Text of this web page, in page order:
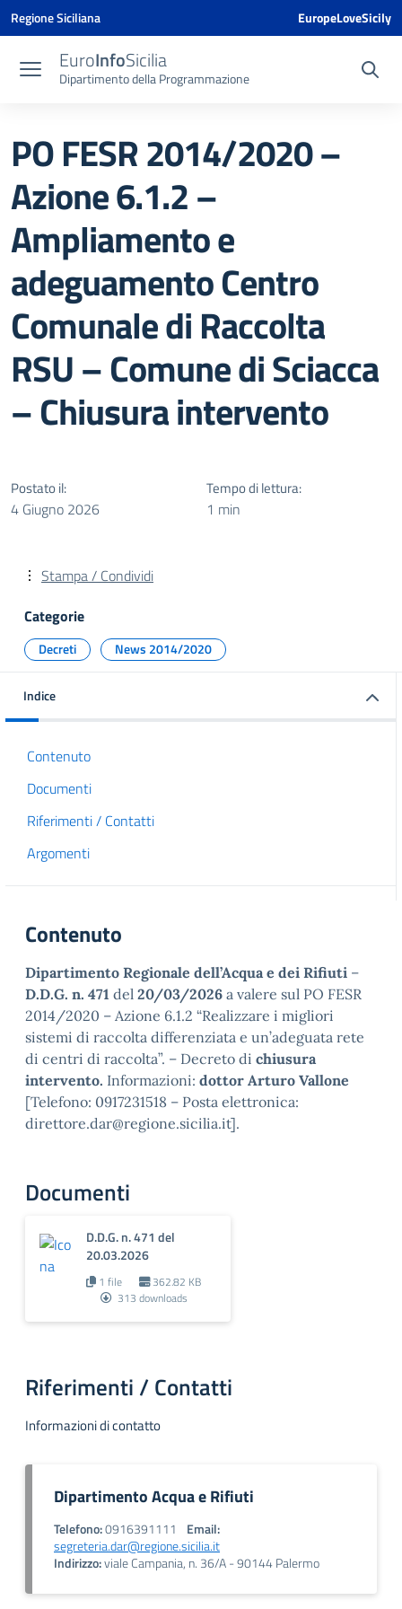
Vai ai contenuti
Vai al menu di navigazione
Vai al footer
Vai al banner delle Cookie Policy
Regione Siciliana EuropeLoveSicily
EuroInfoSicilia
Dipartimento della Programmazione
PO FESR 2014/2020 –
Azione 6.1.2 –
Ampliamento e
adeguamento Centro
Comunale di Raccolta
RSU – Comune di Sciacca
– Chiusura intervento
Postato il:
4 Giugno 2026
Tempo di lettura:
1 min
Stampa / Condividi
Categorie
Decreti News 2014/2020
Indice
Contenuto
Documenti
Riferimenti / Contatti
Argomenti
Contenuto
Dipartimento Regionale dell’Acqua e dei Rifiuti –
D.D.G. n. 471 del 20/03/2026 a valere sul PO FESR
2014/2020 – Azione 6.1.2 “Realizzare i migliori
sistemi di raccolta differenziata e un’adeguata rete
di centri di raccolta”. – Decreto di chiusura
intervento. Informazioni: dottor Arturo Vallone
[Telefono: 0917231518 – Posta elettronica:
direttore.dar@regione.sicilia.it].
Documenti
D.D.G. n. 471 del
20.03.2026
1 file
362.82 KB
313 downloads
Riferimenti / Contatti
Informazioni di contatto
Dipartimento Acqua e Rifiuti
Telefono:0916391111
Email:
segreteria.dar@regione.sicilia.it
Indirizzo:viale Campania, n. 36/A - 90144 Palermo